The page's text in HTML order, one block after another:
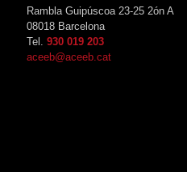
Rambla Guipúscoa 23-25 2ón A
08018 Barcelona
Tel. 930 019 203
aceeb@aceeb.cat